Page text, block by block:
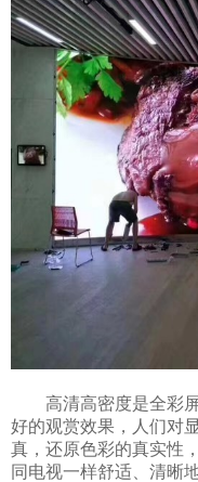
高清高密度是全彩屏
好的观赏效果，人们对
真，还原色彩的真实性
同电视一样舒适、清晰